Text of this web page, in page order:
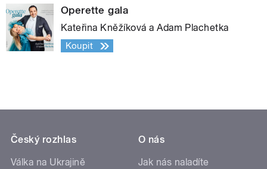
Operette gala
Kateřina Kněžíková a Adam Plachetka
Koupit
Český rozhlas
Válka na Ukrajině
O nás
Jak nás naladíte